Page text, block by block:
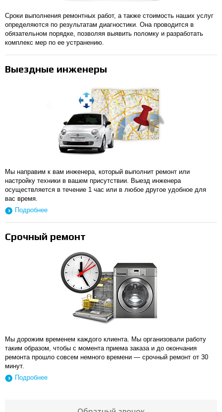
Сроки выполнения ремонтных работ, а также стоимость наших услуг
определяются по результатам диагностики. Она проводится в
обязательном порядке, позволяя выявить поломку и разработать
комплекс мер по ее устранению.
Выездные инженеры
Мы направим к вам инженера, который выполнит ремонт или
настройку техники в вашем присутствии. Выезд инженера
осуществляется в течение 1 час или в любое другое удобное для
вас время.
Подробнее
Срочный ремонт
Мы дорожим временем каждого клиента. Мы организовали работу
таким образом, чтобы с момента приема заказа и до окончания
ремонта прошло совсем немного времени — срочный ремонт от 30
минут.
Подробнее